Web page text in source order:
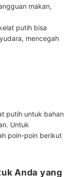
makan,
putih bisa
mencegah
putih untuk bahan
Untuk
poin-poin berikut
Anda yang